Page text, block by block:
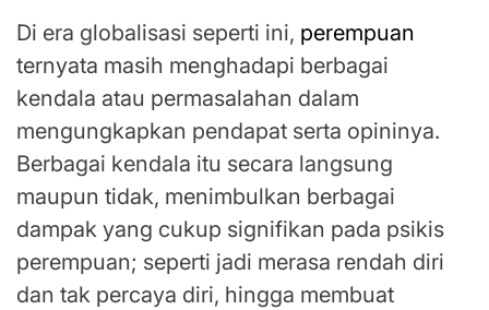
Di era globalisasi seperti ini, perempuan
ternyata masih menghadapi berbagai
kendala atau permasalahan dalam
mengungkapkan pendapat serta opininya.
Berbagai kendala itu secara langsung
maupun tidak, menimbulkan berbagai
dampak yang cukup signifikan pada psikis
perempuan; seperti jadi merasa rendah diri
dan tak percaya diri, hingga membuat